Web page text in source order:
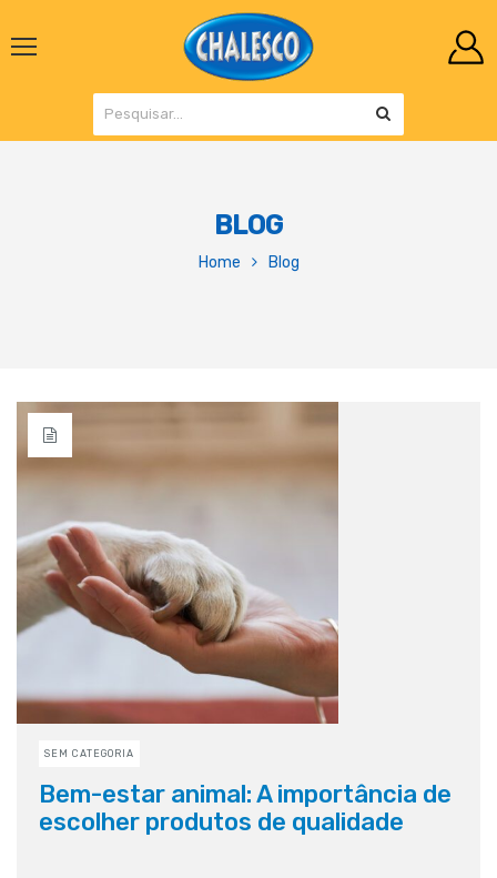
BLOG
Home Blog
SEM CATEGORIA
Bem-estar animal: A importância de
escolher produtos de qualidade